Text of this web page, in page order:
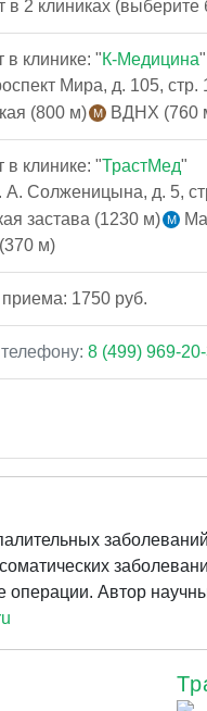
в 2 клиниках (выберите
в клинике: "К-Медицина"
Мира, д. 105, стр.
(800 м)
ВДНХ (760
в клинике: "ТрастМед"
А. Солженицына, д. 5,
застава (1230 м)
м)
1750 руб.
8 (499) 969-
Автор